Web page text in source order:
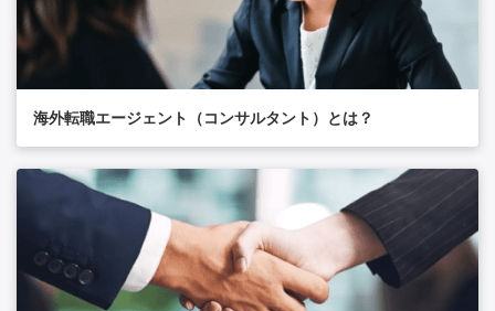
海外転職エージェント（コンサルタント）とは？